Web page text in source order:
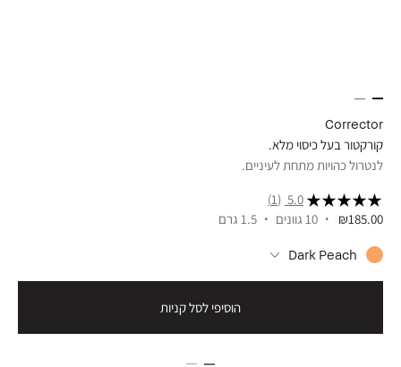
Corrector
קורקטור בעל כיסוי מלא.
לנטרול כהויות מתחת לעיניים.
5.0
(1)
₪185.00
10 גוונים 1.5 גרם
Dark Peach
הוסיפי לסל קניות